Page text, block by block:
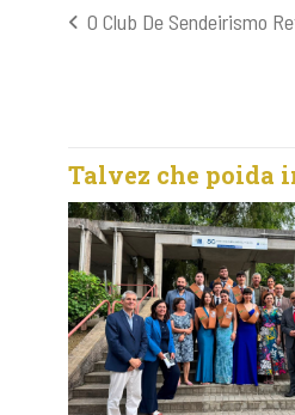
Navegación
O Club De Sendeirismo
Talvez che poida